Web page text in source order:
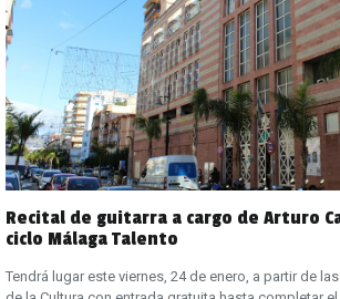
Recital de guitarra a cargo de Arturo
ciclo Málaga Talento
Tendrá lugar este viernes, 24 de enero, a partir de